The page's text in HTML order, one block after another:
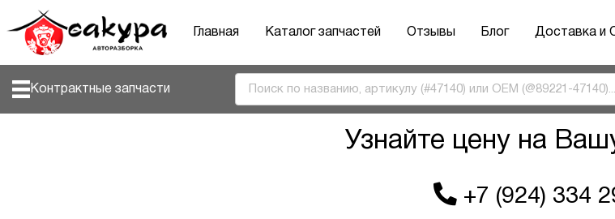
Главная Каталог запчастей Отзывы Блог Доставка и
Контрактные запчасти
Узнайте цену на
+7 (924) 334